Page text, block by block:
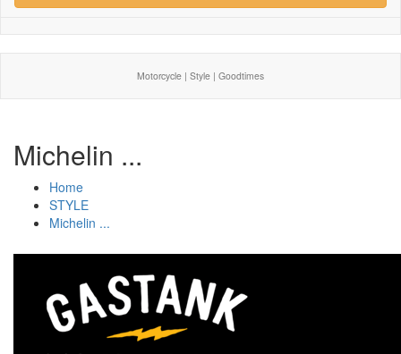
Motorcycle | Style | Goodtimes
Michelin ...
Home
STYLE
Michelin ...